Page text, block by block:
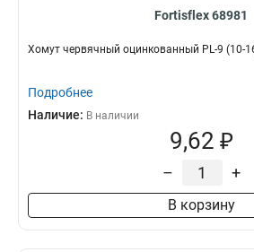
Fortisflex 68981
Хомут червячный оцинкованный PL-9 (10-
Подробнее
Наличие: В наличии
9,62 ₽
– +
В корзину